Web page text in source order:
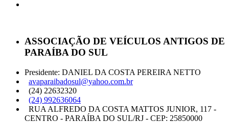
ASSOCIAÇÃO DE VEÍCULOS ANTIGOS DE
PARAÍBA DO SUL
Presidente: DANIEL DA COSTA PEREIRA NETTO
avaparaibadosul@yahoo.com.br
(24) 22632320
(24) 992636064
RUA ALFREDO DA COSTA MATTOS JUNIOR, 117 -
CENTRO - PARAÍBA DO SUL/RJ - CEP: 25850000